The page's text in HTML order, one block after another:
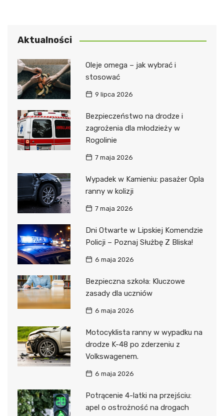
Aktualności
Oleje omega – jak wybrać i
stosować
9 lipca 2026
Bezpieczeństwo na drodze i
zagrożenia dla młodzieży w
Rogolinie
7 maja 2026
Wypadek w Kamieniu: pasażer Opla
ranny w kolizji
7 maja 2026
Dni Otwarte w Lipskiej Komendzie
Policji – Poznaj Służbę Z Bliska!
6 maja 2026
Bezpieczna szkoła: Kluczowe
zasady dla uczniów
6 maja 2026
Motocyklista ranny w wypadku na
drodze K-48 po zderzeniu z
Volkswagenem.
6 maja 2026
Potrącenie 4-latki na przejściu:
apel o ostrożność na drogach